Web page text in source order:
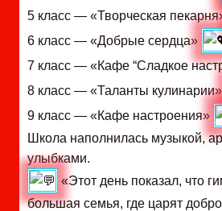
5 класс — «Творческая
6 класс — «Добрые сердца»
7 класс — «Кафе “Сладкое
8 класс — «Таланты
9 класс — «Кафе настроения»
Школа наполнилась музыкой,
улыбками.
«Этот день показал, что
большая семья, где царят